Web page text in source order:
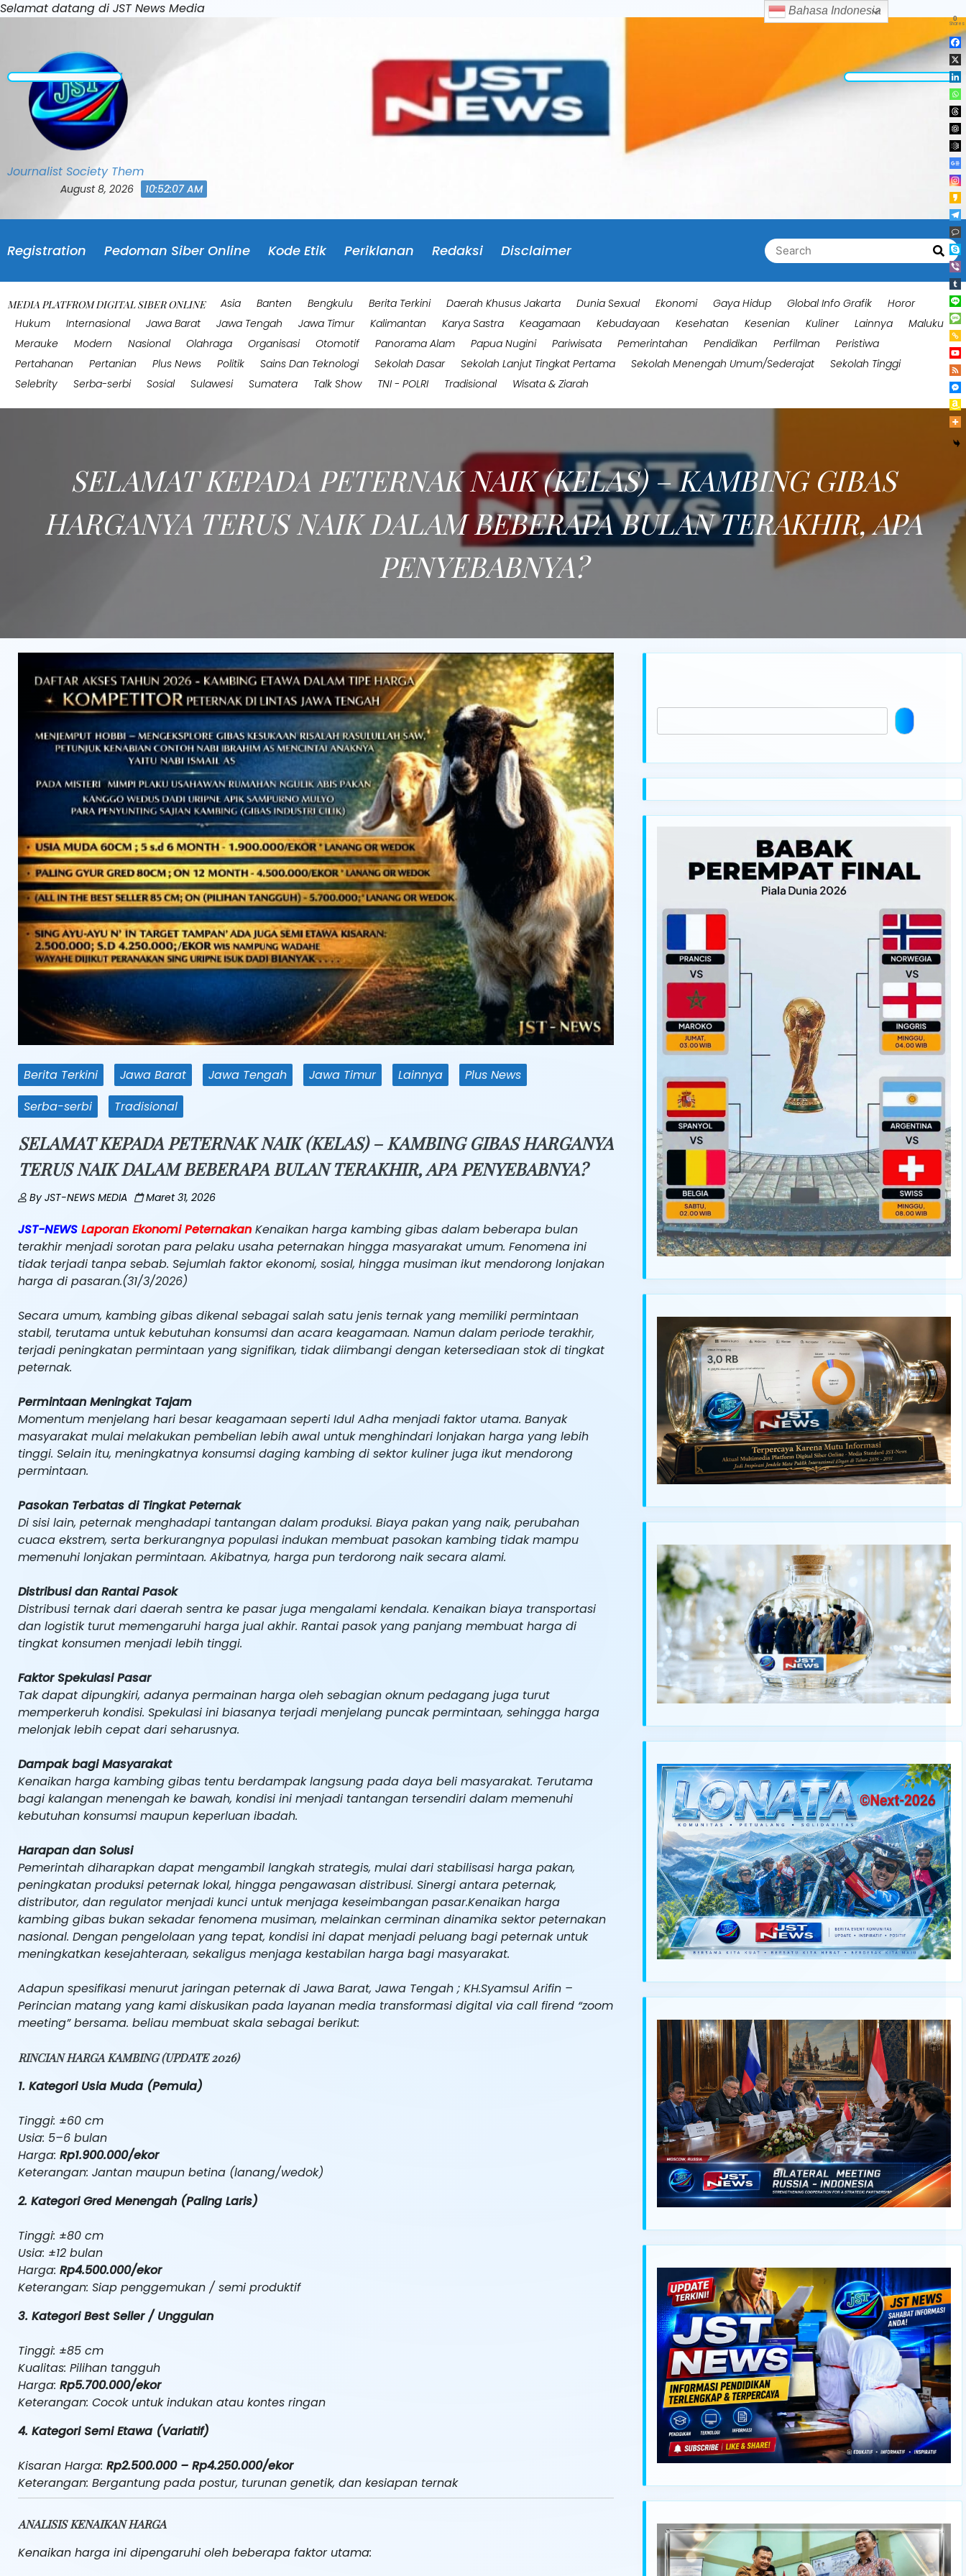
Selamat datang di JST News MediaSkip
Journalist Society Them
August 8, 2026 10:52:10 AM
Registration Pedoman Siber Online Kode Etik Periklanan Redaksi Disclaimer
Search
for:
MEDIA PLATFROM DIGITAL SIBER ONLINE Asia Banten Bengkulu Berita Terkini Daerah Khusus Jakarta Dunia Sexual Ekonomi Gaya Hidup Global Info Grafik
Horor
Hukum
Internasional Jawa Barat Jawa Tengah Jawa Timur Kalimantan Karya Sastra Keagamaan Kebudayaan Kesehatan Kesenian Kuliner Lainnya
Maluku
Merauke
Modern Nasional Olahraga Organisasi Otomotif Panorama Alam Papua Nugini Pariwisata Pemerintahan Pendidikan Perfilman
Peristiwa
Pertahanan
Pertanian Plus News Politik Sains Dan Teknologi Sekolah Dasar Sekolah Lanjut Tingkat Pertama Sekolah Menengah Umum/Sederajat
Sekolah Tinggi
Selebrity
Serba-serbi Sosial Sulawesi Sumatera Talk Show TNI - POLRI Tradisional Wisata & Ziarah
SELAMAT KEPADA PETERNAK NAIK (KELAS) – KAMBING GIBAS
HARGANYA TERUS NAIK DALAM BEBERAPA BULAN TERAKHIR, APA
PENYEBABNYA?
Berita Terkini Jawa Barat Jawa Tengah Jawa Timur Lainnya
Plus News
Serba-serbi
Tradisional
SELAMAT KEPADA PETERNAK NAIK (KELAS) – KAMBING GIBAS HARGANYA
TERUS NAIK DALAM BEBERAPA BULAN TERAKHIR, APA PENYEBABNYA?
ByJST-NEWS MEDIA Maret 31, 2026
JST-NEWS Laporan Ekonomi Peternakan Kenaikan harga kambing gibas dalam beberapa bulan
terakhir menjadi sorotan para pelaku usaha peternakan hingga masyarakat umum. Fenomena ini
tidak terjadi tanpa sebab. Sejumlah faktor ekonomi, sosial, hingga musiman ikut mendorong lonjakan
harga di pasaran.(31/3/2026)
Secara umum, kambing gibas dikenal sebagai salah satu jenis ternak yang memiliki permintaan
stabil, terutama untuk kebutuhan konsumsi dan acara keagamaan. Namun dalam periode terakhir,
terjadi peningkatan permintaan yang signifikan, tidak diimbangi dengan ketersediaan stok di tingkat
peternak.
Permintaan Meningkat Tajam
Momentum menjelang hari besar keagamaan seperti Idul Adha menjadi faktor utama. Banyak
masyarakat mulai melakukan pembelian lebih awal untuk menghindari lonjakan harga yang lebih
tinggi. Selain itu, meningkatnya konsumsi daging kambing di sektor kuliner juga ikut mendorong
permintaan.
Pasokan Terbatas di Tingkat Peternak
Di sisi lain, peternak menghadapi tantangan dalam produksi. Biaya pakan yang naik, perubahan
cuaca ekstrem, serta berkurangnya populasi indukan membuat pasokan kambing tidak mampu
memenuhi lonjakan permintaan. Akibatnya, harga pun terdorong naik secara alami.
Distribusi dan Rantai Pasok
Distribusi ternak dari daerah sentra ke pasar juga mengalami kendala. Kenaikan biaya transportasi
dan logistik turut memengaruhi harga jual akhir. Rantai pasok yang panjang membuat harga di
tingkat konsumen menjadi lebih tinggi.
Faktor Spekulasi Pasar
Tak dapat dipungkiri, adanya permainan harga oleh sebagian oknum pedagang juga turut
memperkeruh kondisi. Spekulasi ini biasanya terjadi menjelang puncak permintaan, sehingga harga
melonjak lebih cepat dari seharusnya.
Dampak bagi Masyarakat
Kenaikan harga kambing gibas tentu berdampak langsung pada daya beli masyarakat. Terutama
bagi kalangan menengah ke bawah, kondisi ini menjadi tantangan tersendiri dalam memenuhi
kebutuhan konsumsi maupun keperluan ibadah.
Harapan dan Solusi
Pemerintah diharapkan dapat mengambil langkah strategis, mulai dari stabilisasi harga pakan,
peningkatan produksi peternak lokal, hingga pengawasan distribusi. Sinergi antara peternak,
distributor, dan regulator menjadi kunci untuk menjaga keseimbangan pasar.Kenaikan harga
kambing gibas bukan sekadar fenomena musiman, melainkan cerminan dinamika sektor peternakan
nasional. Dengan pengelolaan yang tepat, kondisi ini dapat menjadi peluang bagi peternak untuk
meningkatkan kesejahteraan, sekaligus menjaga kestabilan harga bagi masyarakat.
Adapun spesifikasi menurut jaringan peternak di Jawa Barat, Jawa Tengah ; KH.Syamsul Arifin –
Perincian matang yang kami diskusikan pada layanan media transformasi digital via call firend “zoom
meeting” bersama. beliau membuat skala sebagai berikut:
RINCIAN HARGA KAMBING (UPDATE 2026)
1. Kategori Usia Muda (Pemula)
Tinggi: ±60 cm
Usia: 5–6 bulan
Harga: Rp1.900.000/ekor
Keterangan: Jantan maupun betina (lanang/wedok)
2. Kategori Gred Menengah (Paling Laris)
Tinggi: ±80 cm
Usia: ±12 bulan
Harga: Rp4.500.000/ekor
Keterangan: Siap penggemukan / semi produktif
3. Kategori Best Seller / Unggulan
Tinggi: ±85 cm
Kualitas: Pilihan tangguh
Harga: Rp5.700.000/ekor
Keterangan: Cocok untuk indukan atau kontes ringan
4. Kategori Semi Etawa (Variatif)
Kisaran Harga: Rp2.500.000 – Rp4.250.000/ekor
Keterangan: Bergantung pada postur, turunan genetik, dan kesiapan ternak
ANALISIS KENAIKAN HARGA
Kenaikan harga ini dipengaruhi oleh beberapa faktor utama:
0
Shares
Bahasa Indonesia